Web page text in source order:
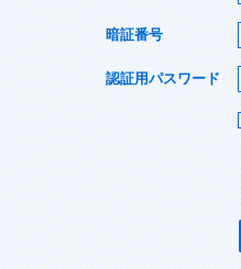
暗証番号
認証用パスワード